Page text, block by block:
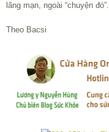
lãng mạn, ngoài “chuyện đó”.
Theo Bacsi